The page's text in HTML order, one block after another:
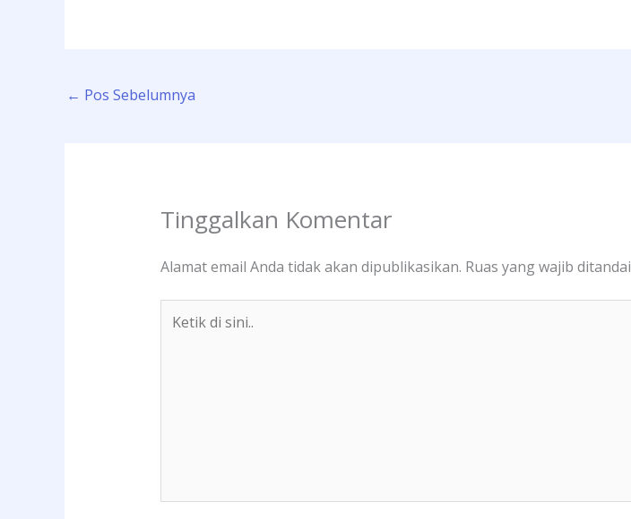
← Pos Sebelumnya
Tinggalkan Komentar
Alamat email Anda tidak akan dipublikasikan. Ruas yang wajib ditandai